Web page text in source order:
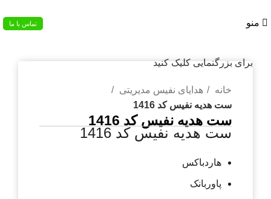
منو
تماس با ما
برای بزرگنمایی کلیک کنید
خانه
هدایای نفیس مدیریتی
ست هدیه نفیس کد 1416
ست هدیه نفیس کد 1416
ست هدیه نفیس کد 1416
هاردباکس
پاوربانک